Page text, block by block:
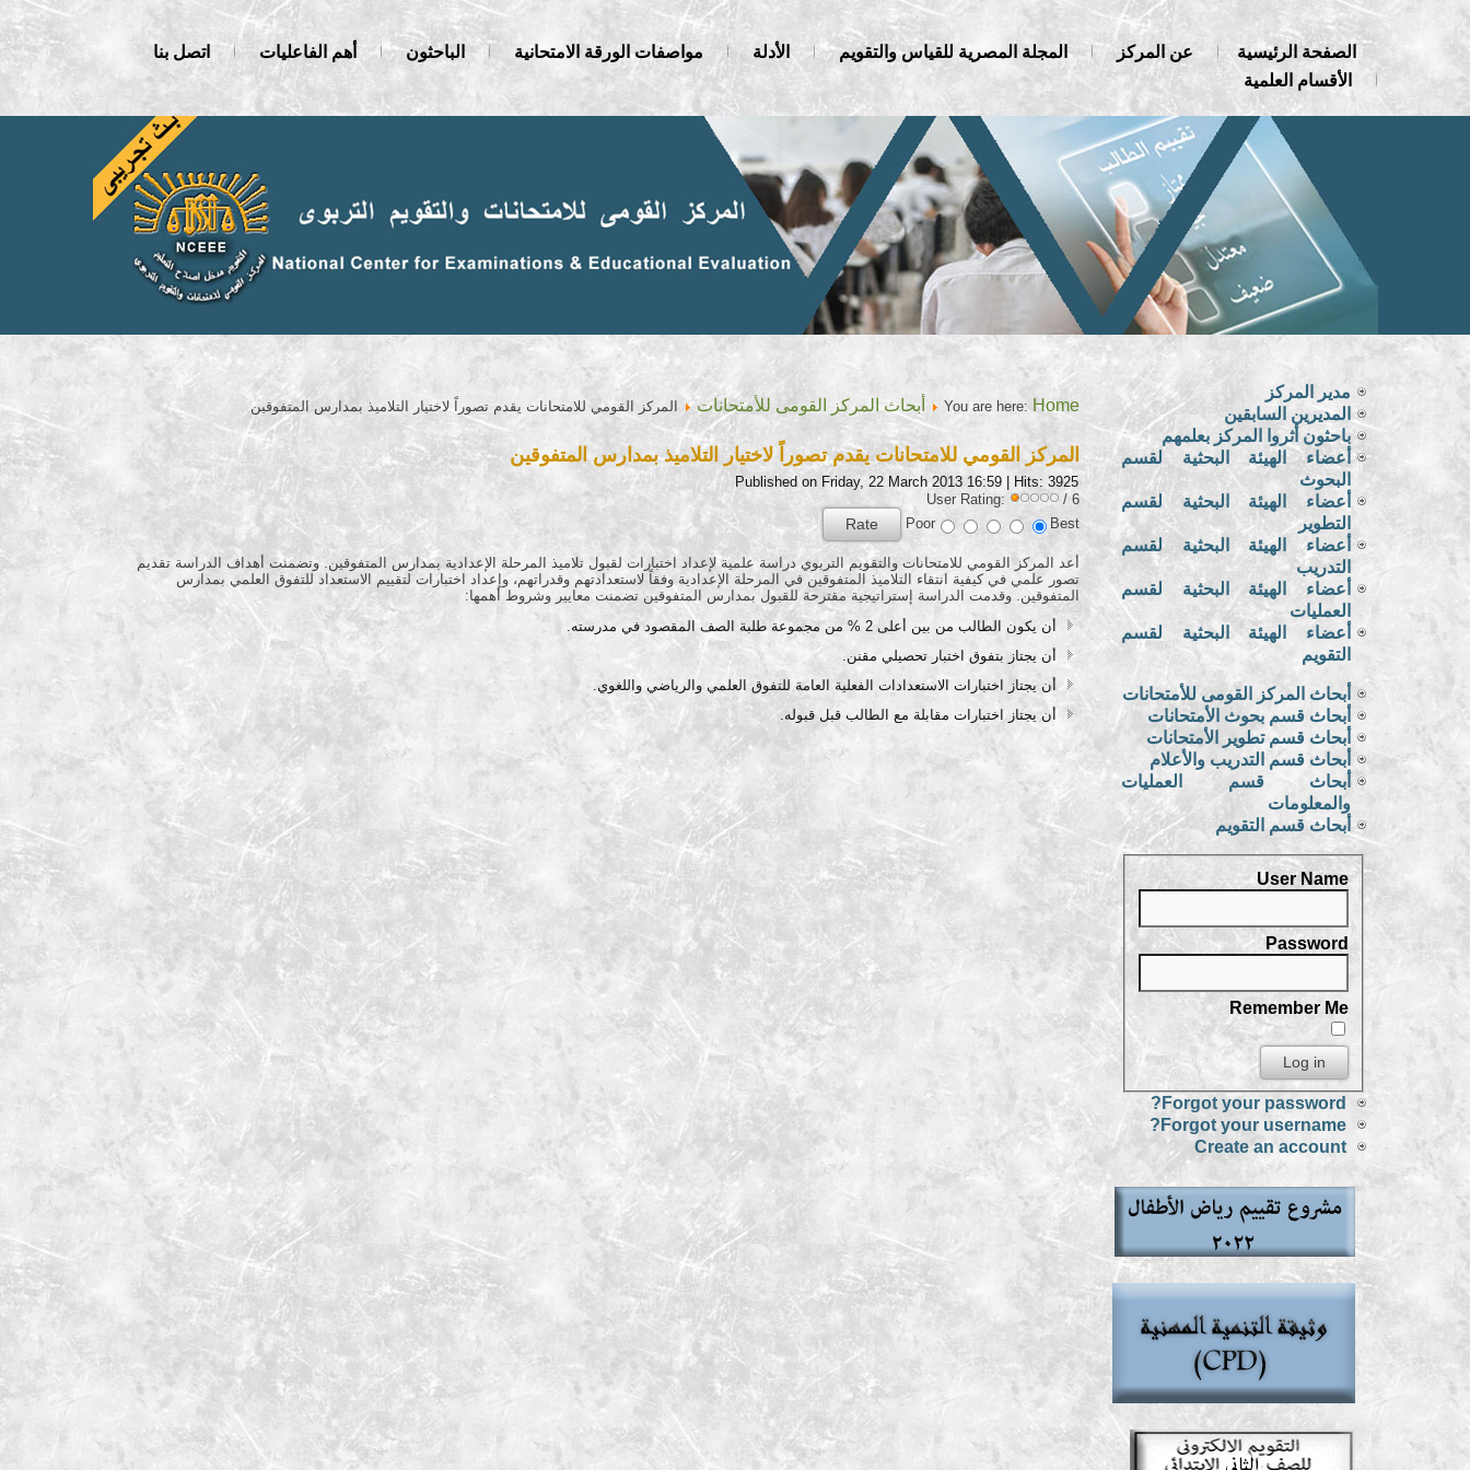
الصفحة الرئيسية عن المركز المجلة المصرية للقياس والتقويم الأدلة مواصفات الورقة الامتحانية الباحثون أهم الفاعليات
اتصل بنا
الأقسام العلمية
مدير المركز
المديرين السابقين
باحثون أثروا المركز بعلمهم
أعضاء الهيئة البحثية لقسم
البحوث
أعضاء الهيئة البحثية لقسم
التطوير
أعضاء الهيئة البحثية لقسم
التدريب
أعضاء الهيئة البحثية لقسم
العمليات
أعضاء الهيئة البحثية لقسم
التقويم
أبحاث المركز القومى للأمتحانات
أبحاث قسم بحوث الأمتحانات
أبحاث قسم تطوير الأمتحانات
أبحاث قسم التدريب والأعلام
أبحاث قسم العمليات
والمعلومات
أبحاث قسم التقويم
User Name
Password
Remember Me
Forgot your password?
Forgot your username?
Create an account
You are here: Home أبحاث المركز القومى للأمتحانات المركز القومي للامتحانات يقدم تصوراً لاختيار التلاميذ بمدارس المتفوقين
المركز القومي للامتحانات يقدم تصوراً لاختيار التلاميذ بمدارس المتفوقين
Published on Friday, 22 March 2013 16:59 | Hits: 3925
User Rating:
/ 6
Poor
Best
أعد المركز القومي للامتحانات والتقويم التربوي دراسة علمية لإعداد اختبارات لقبول تلاميذ المرحلة الإعدادية بمدارس المتفوقين. وتضمنت أهداف الدراسة تقديم
تصور علمي في كيفية انتقاء التلاميذ المتفوقين في المرحلة الإعدادية وفقاً لاستعدادتهم وقدراتهم، وإعداد اختبارات لتقييم الاستعداد للتفوق العلمي بمدارس
المتفوقين. وقدمت الدراسة إستراتيجية مقترحة للقبول بمدارس المتفوقين تضمنت معايير وشروط أهمها:
أن يكون الطالب من بين أعلى 2 % من مجموعة طلبة الصف المقصود في مدرسته.
أن يجتاز بتفوق اختبار تحصيلي مقنن.
أن يجتاز اختبارات الاستعدادات الفعلية العامة للتفوق العلمي والرياضي واللغوي.
أن يجتاز اختبارات مقابلة مع الطالب قبل قبوله.